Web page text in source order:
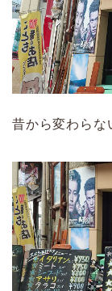
昔から変わらな